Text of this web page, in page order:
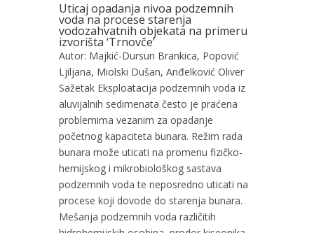
Uticaj opadanja nivoa podzemnih
voda na procese starenja
vodozahvatnih objekata na primeru
izvorišta ‘Trnovče’
Autor: Majkić-Dursun Brankica, Popović
Ljiljana, Miolski Dušan, Anđelković Oliver
Sažetak Eksploatacija podzemnih voda iz
aluvijalnih sedimenata često je praćena
problemima vezanim za opadanje
početnog kapaciteta bunara. Režim rada
bunara može uticati na promenu fizičko-
hemijskog i mikrobiološkog sastava
podzemnih voda te neposredno uticati na
procese koji dovode do starenja bunara.
Mešanja podzemnih voda različitih